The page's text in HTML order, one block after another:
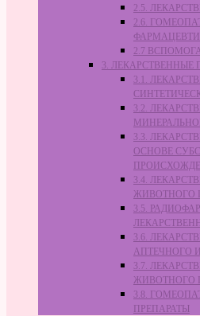
2.5.
2.6.
2.7
3. ЛЕКАРСТВЕННЫЕ
3.1.
3.2.
3.3.
ОСНОВЕ
3.4.
ЖИВОТНОГО
3.5.
3.6.
АПТЕЧНОГО
3.7.
ЖИВОТНОГО
3.8.
ПРЕПАРАТЫ